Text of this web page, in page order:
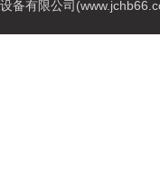
设备有限公司